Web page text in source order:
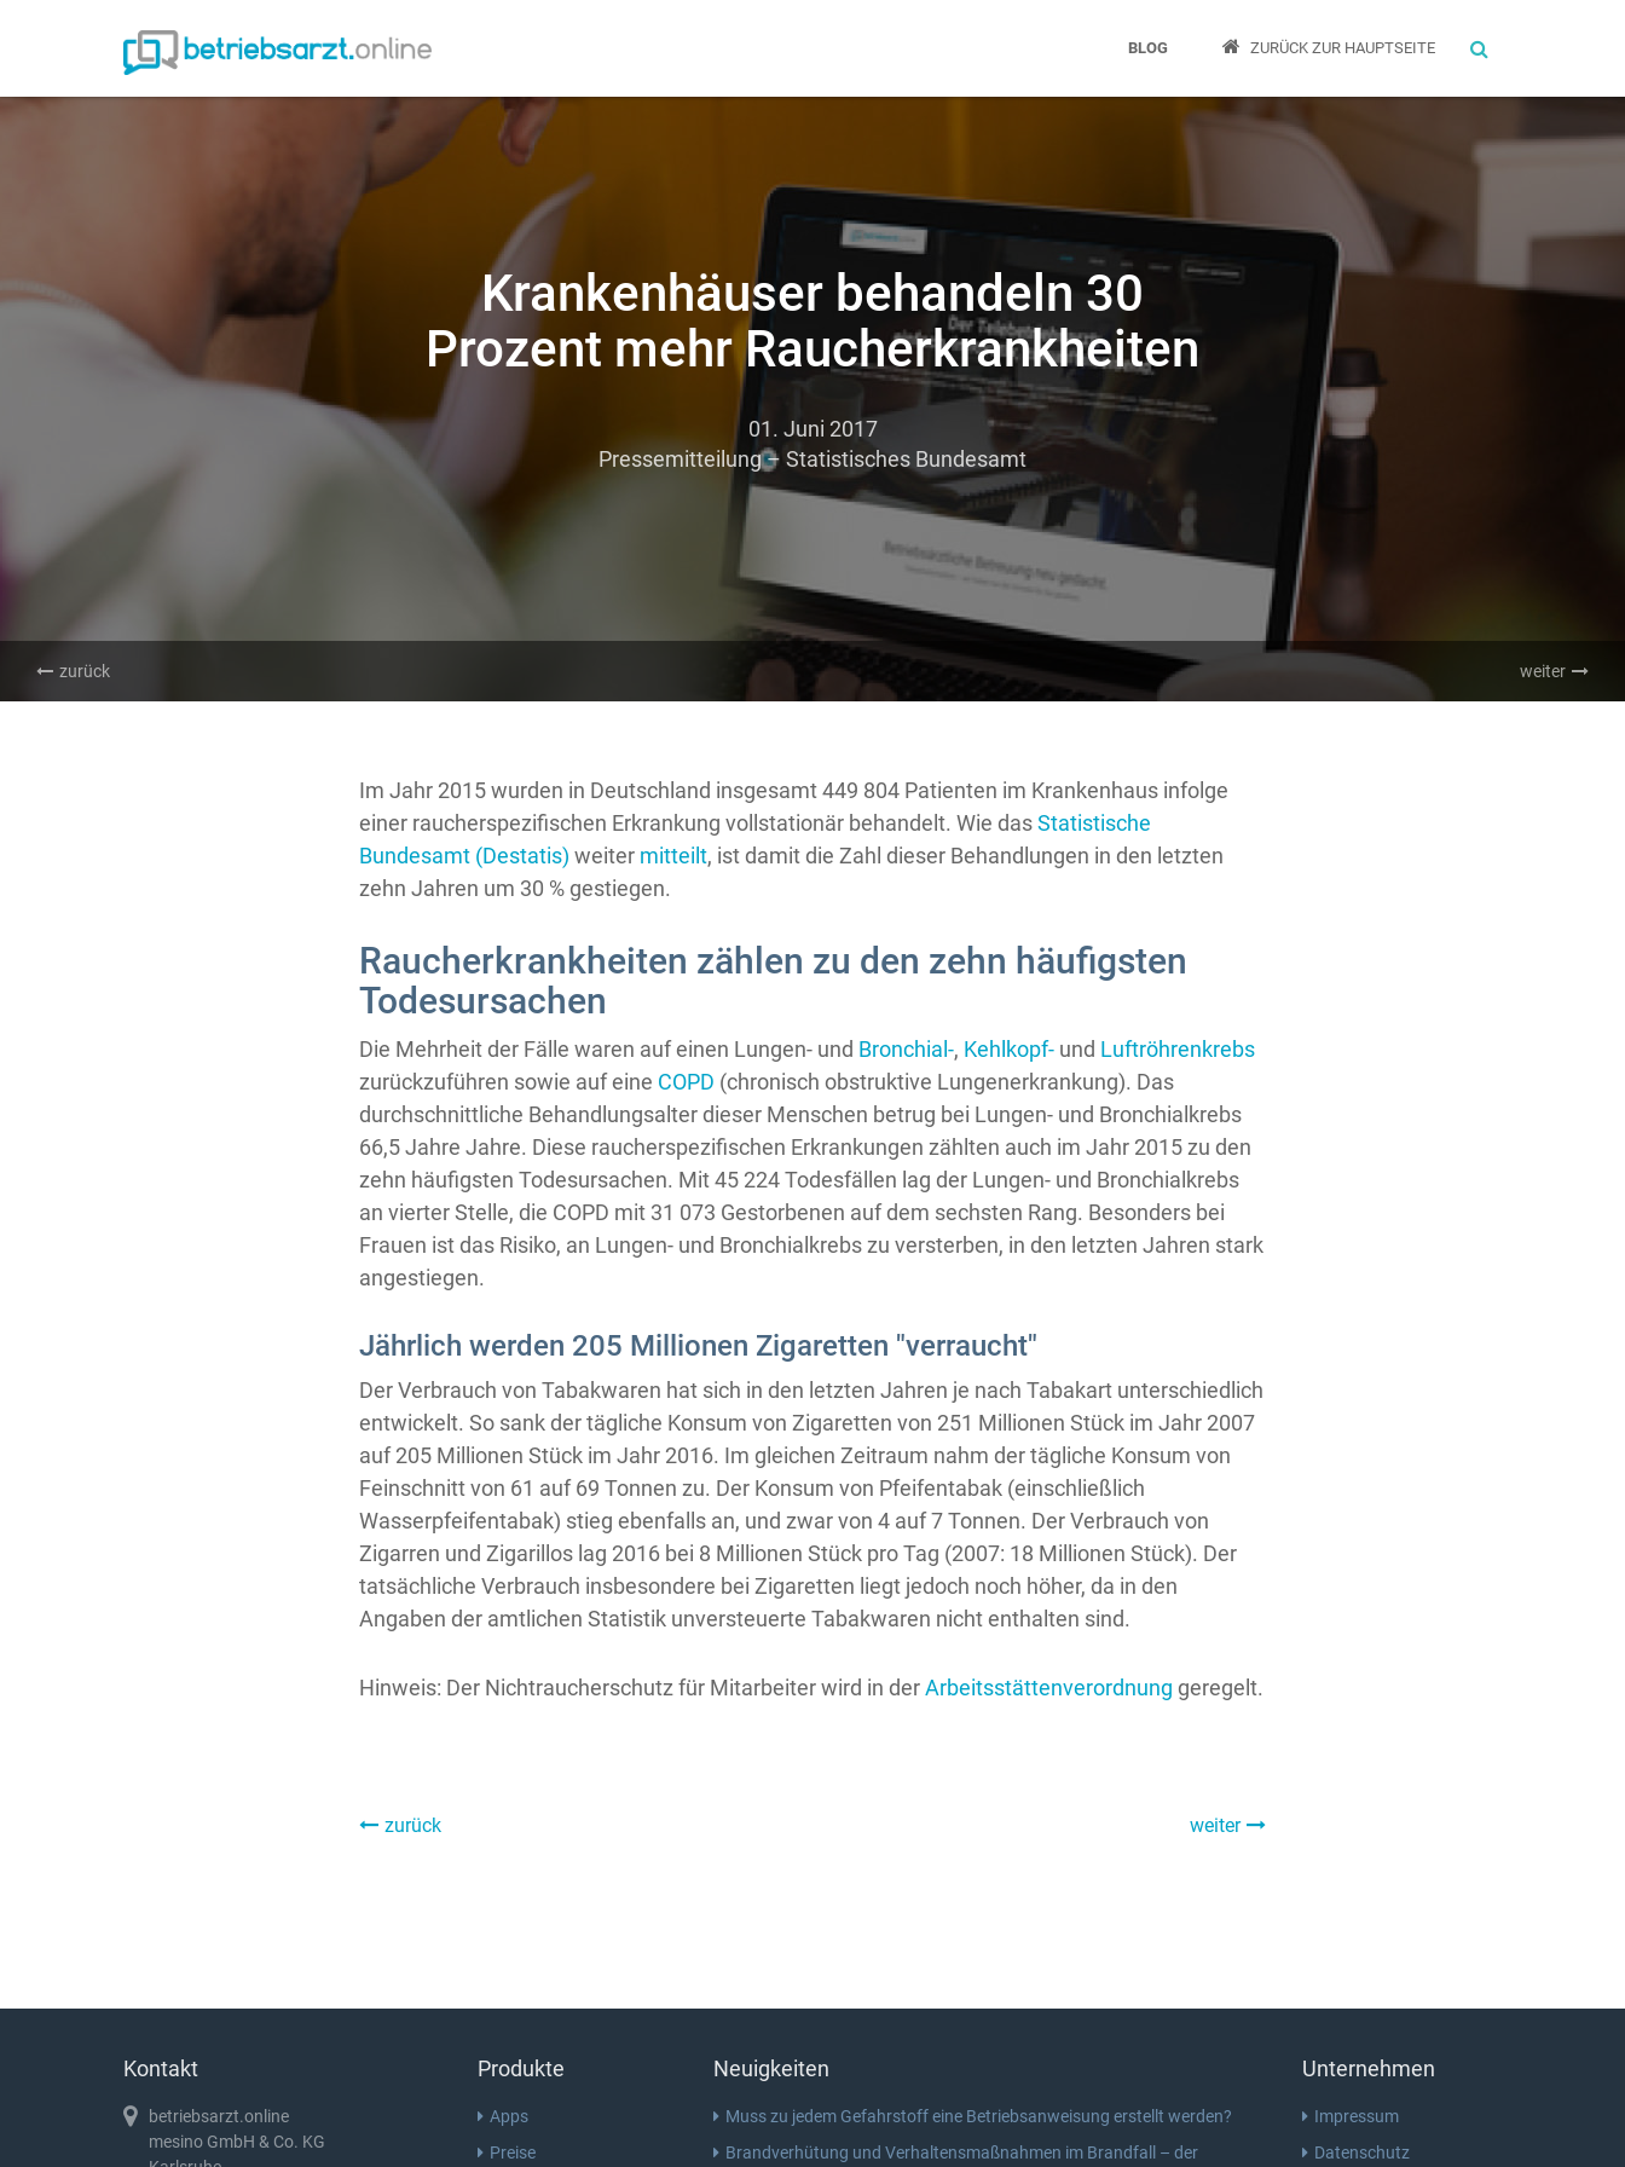
BLOG ZURÜCK ZUR HAUPTSEITE Suche
Krankenhäuser behandeln 30
Prozent mehr Raucherkrankheiten
01. Juni 2017
Pressemitteilung – Statistisches Bundesamt
zurück weiter
Im Jahr 2015 wurden in Deutschland insgesamt 449 804 Patienten im Krankenhaus infolge
einer raucherspezifischen Erkrankung vollstationär behandelt. Wie dasStatistische
Bundesamt (Destatis) weiter mitteilt, ist damit die Zahl dieser Behandlungen in den letzten
zehn Jahren um 30 % gestiegen.
Raucherkrankheiten zählen zu den zehn häufigsten
Todesursachen
Die Mehrheit der Fälle waren auf einen Lungen- und Bronchial-, Kehlkopf- und Luftröhrenkrebs
zurückzuführen sowie auf eine COPD (chronisch obstruktive Lungenerkrankung). Das
durchschnittliche Behandlungsalter dieser Menschen betrug bei Lungen- und Bronchialkrebs
66,5 Jahre Jahre. Diese raucherspezifischen Erkrankungen zählten auch im Jahr 2015 zu den
zehn häufigsten Todesursachen. Mit 45 224 Todesfällen lag der Lungen- und Bronchialkrebs
an vierter Stelle, die COPD mit 31 073 Gestorbenen auf dem sechsten Rang. Besonders bei
Frauen ist das Risiko, an Lungen- und Bronchialkrebs zu versterben, in den letzten Jahren stark
angestiegen.
Jährlich werden 205 Millionen Zigaretten "verraucht"
Der Verbrauch von Tabakwaren hat sich in den letzten Jahren je nach Tabakart unterschiedlich
entwickelt. So sank der tägliche Konsum von Zigaretten von 251 Millionen Stück im Jahr 2007
auf 205 Millionen Stück im Jahr 2016. Im gleichen Zeitraum nahm der tägliche Konsum von
Feinschnitt von 61 auf 69 Tonnen zu. Der Konsum von Pfeifentabak (einschließlich
Wasserpfeifentabak) stieg ebenfalls an, und zwar von 4 auf 7 Tonnen. Der Verbrauch von
Zigarren und Zigarillos lag 2016 bei 8 Millionen Stück pro Tag (2007: 18 Millionen Stück). Der
tatsächliche Verbrauch insbesondere bei Zigaretten liegt jedoch noch höher, da in den
Angaben der amtlichen Statistik unversteuerte Tabakwaren nicht enthalten sind.
Hinweis: Der Nichtraucherschutz für Mitarbeiter wird in derArbeitsstättenverordnung geregelt.
zurück weiter
Kontakt
betriebsarzt.online
mesino GmbH & Co. KG
Produkte
Apps
Preise
Neuigkeiten
Muss zu jedem Gefahrstoff eine Betriebsanweisung erstellt werden?
Brandverhütung und Verhaltensmaßnahmen im Brandfall – der
Unternehmen
Impressum
Datenschutz